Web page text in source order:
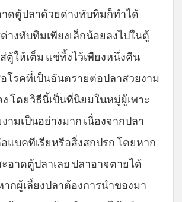
ดตู้ปลาด้วยด่างทับทิมก็ทำได้
างทับทิมเพียงเล็กน้อยลงไปในตู้
ตู้ให้เต็ม แช่ทิ้งไว้เพียงหนึ่งคืน
อโรคที่เป็นอันตรายต่อปลาสวยงาม
โดยวิธีนี้เป็นที่นิยมในหมู่ผู้เพาะ
ามเป็นอย่างมาก เนื่องจากปลา
แบคทีเรียหรือสิ่งสกปรก โดยหาก
อาดตู้ปลาเลย ปลาอาจตายได้
กผู้เลี้ยงปลาต้องการนำของมา